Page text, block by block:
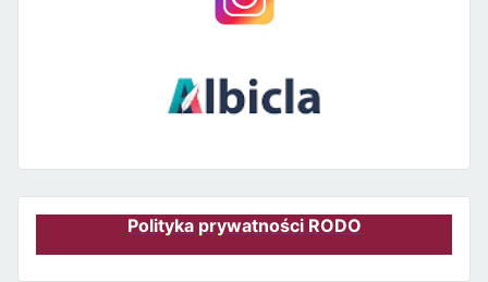
Polityka prywatności RODO